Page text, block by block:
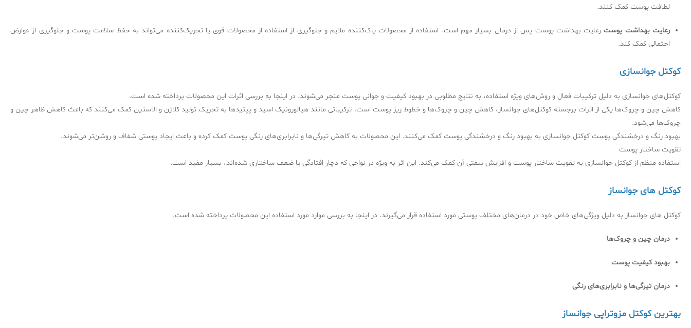
لطافت پوست کمک کنند.
رعایت بهداشت پوست رعایت بهداشت پوست پس از درمان بسیار مهم است. استفاده از محصولات پاک‌کننده ملایم و جلوگیری از استفاده از محصولات قوی یا تحریک‌کننده می‌تواند به حفظ سلامت پوست و جلوگیری از عوارض
احتمالی کمک کند.
کوکتل جوانسازی
کوکتل‌های جوانسازی به دلیل ترکیبات فعال و روش‌های ویژه استفاده، به نتایج مطلوبی در بهبود کیفیت و جوانی پوست منجر می‌شوند. در اینجا به بررسی اثرات این محصولات پرداخته شده است.
کاهش چین و چروک‌ها یکی از اثرات برجسته کوکتل‌های جوانساز، کاهش چین و چروک‌ها و خطوط ریز پوست است. ترکیباتی مانند هیالورونیک اسید و پپتیدها به تحریک تولید کلاژن و الاستین کمک می‌کنند که باعث کاهش ظاهر چین و
چروک‌ها می‌شود.
بهبود رنگ و درخشندگی پوست کوکتل‌ جوانسازی به بهبود رنگ و درخشندگی پوست کمک می‌کنند. این محصولات به کاهش تیرگی‌ها و نابرابری‌های رنگی پوست کمک کرده و باعث ایجاد پوستی شفاف و روشن‌تر می‌شوند.
تقویت ساختار پوست
استفاده منظم از کوکتل‌ جوانسازی به تقویت ساختار پوست و افزایش سفتی آن کمک می‌کند. این اثر به ویژه در نواحی که دچار افتادگی یا ضعف ساختاری شده‌اند، بسیار مفید است.
کوکتل های جوانساز
کوکتل های جوانساز به دلیل ویژگی‌های خاص خود در درمان‌های مختلف پوستی مورد استفاده قرار می‌گیرند. در اینجا به بررسی موارد مورد استفاده این محصولات پرداخته شده است.
درمان چین و چروک‌ها
بهبود کیفیت پوست
درمان تیرگی‌ها و نابرابری‌های رنگی
بهترین کوکتل مزوتراپی جوانساز